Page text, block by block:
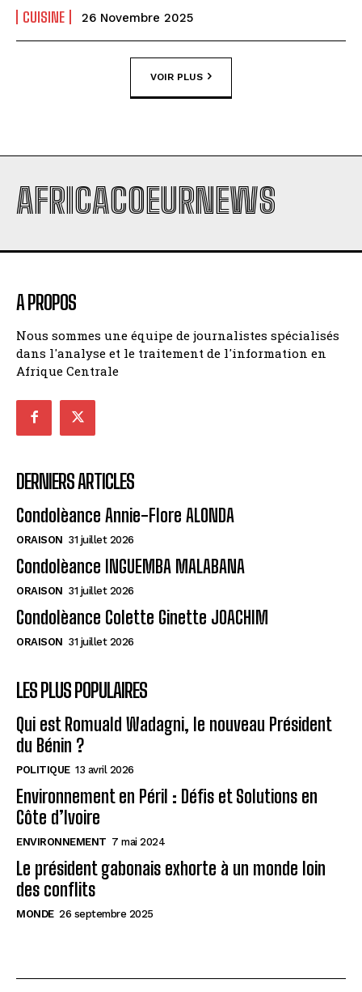
CUISINE 26 Novembre 2025
VOIR PLUS
AFRICACOEURNEWS
A PROPOS
Nous sommes une équipe de journalistes spécialisés
dans l'analyse et le traitement de l'information en
Afrique Centrale
DERNIERS ARTICLES
Condolèance Annie-Flore ALONDA
ORAISON 31 juillet 2026
Condolèance INGUEMBA MALABANA
ORAISON 31 juillet 2026
Condolèance Colette Ginette JOACHIM
ORAISON 31 juillet 2026
LES PLUS POPULAIRES
Qui est Romuald Wadagni, le nouveau Président
du Bénin ?
POLITIQUE 13 avril 2026
Environnement en Péril : Défis et Solutions en
Côte d’Ivoire
ENVIRONNEMENT 7 mai 2024
Le président gabonais exhorte à un monde loin
des conflits
MONDE 26 septembre 2025